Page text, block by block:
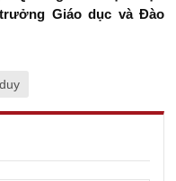
Giáo dục và Đào